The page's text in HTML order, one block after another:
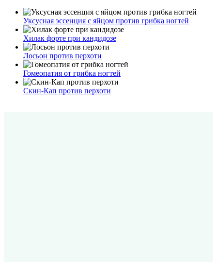
Уксусная эссенция с яйцом против грибка ногтей
Хилак форте при кандидозе
Лосьон против перхоти
Гомеопатия от грибка ногтей
Скин-Кап против перхоти